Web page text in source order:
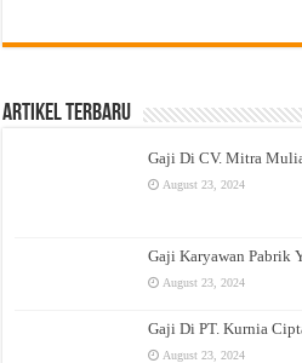
Artikel Terbaru
Gaji Di CV. Mitra
August 23, 2024
Gaji Karyawan Pabrik
August 23, 2024
Gaji Di PT. Kurnia
August 23, 2024